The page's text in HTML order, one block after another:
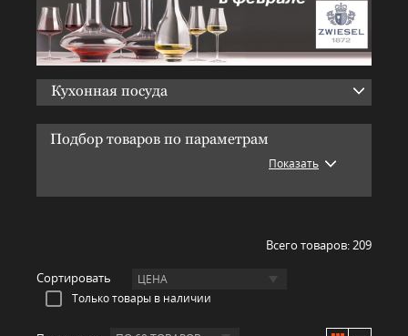
Кухонная посуда
Подбор товаров по параметрам
Показать
Всего товаров:209
Сортировать
ЦЕНА
Только товары в наличии